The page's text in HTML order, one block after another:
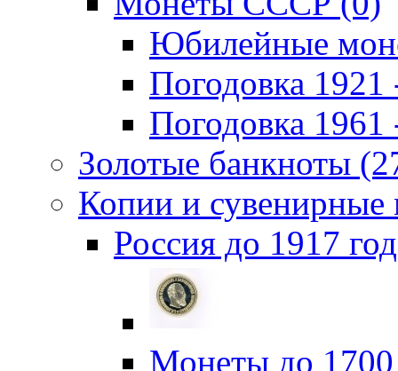
Юбилейные
Погодовка 1921
Погодовка 1961
Золотые банкноты
Копии и
Россия до 1917
Монеты до 1700